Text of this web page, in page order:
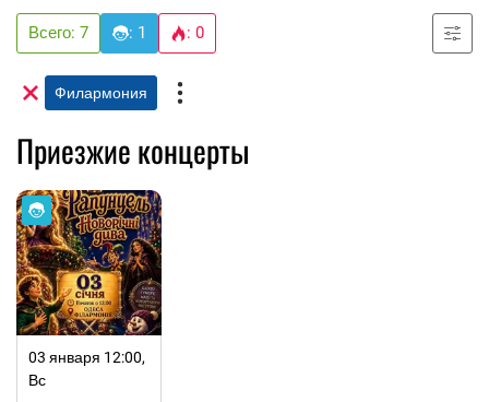
Всего: 7 : 1 : 0
Филармония
Приезжие концерты
03 января 12:00,
Вс